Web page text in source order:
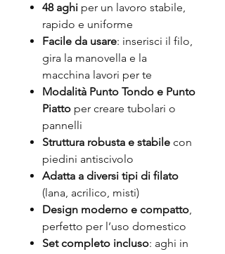
48 aghi per un lavoro stabile,
rapido e uniforme
Facile da usare: inserisci il filo,
gira la manovella e la
macchina lavori per te
Modalità Punto Tondo e Punto
Piatto per creare tubolari o
pannelli
Struttura robusta e stabile con
piedini antiscivolo
Adatta a diversi tipi di filato
(lana, acrilico, misti)
Design moderno e compatto,
perfetto per l’uso domestico
Set completo incluso: aghi in